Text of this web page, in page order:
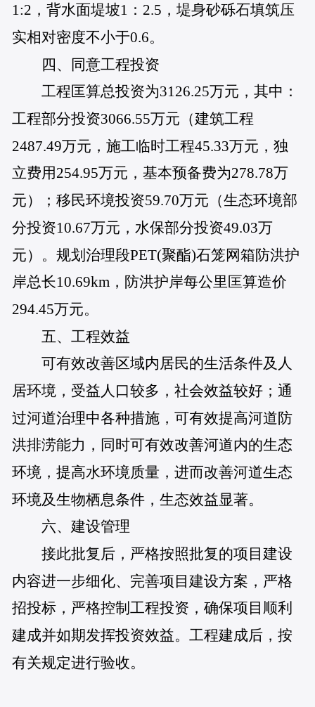
1:2，背水面堤坡1：2.5，堤身砂砾石填筑压
实相对密度不小于0.6。
四、同意工程投资
工程匡算总投资为3126.25万元，其中：
工程部分投资3066.55万元（建筑工程
2487.49万元，施工临时工程45.33万元，独
立费用254.95万元，基本预备费为278.78万
元）；移民环境投资59.70万元（生态环境部
分投资10.67万元，水保部分投资49.03万
元）。规划治理段PET(聚酯)石笼网箱防洪护
岸总长10.69km，防洪护岸每公里匡算造价
294.45万元。
五、工程效益
可有效改善区域内居民的生活条件及人
居环境，受益人口较多，社会效益较好；通
过河道治理中各种措施，可有效提高河道防
洪排涝能力，同时可有效改善河道内的生态
环境，提高水环境质量，进而改善河道生态
环境及生物栖息条件，生态效益显著。
六、建设管理
接此批复后，严格按照批复的项目建设
内容进一步细化、完善项目建设方案，严格
招投标，严格控制工程投资，确保项目顺利
建成并如期发挥投资效益。工程建成后，按
有关规定进行验收。